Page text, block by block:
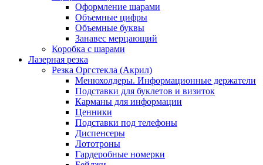
Оформление шарами
Объемные цифры
Объемные буквы
Занавес мерцающий
Коробка с шарами
Лазерная резка
Резка Оргстекла (Акрил)
Менюхолдеры. Информационные держатели
Подставки для буклетов и визиток
Карманы для информации
Ценники
Подставки под телефоны
Диспенсеры
Лототроны
Гардеробные номерки